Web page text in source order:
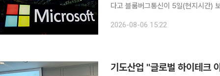
다고 블룸버그통신이 5일(현지시간) 보도했다. MS는 6월로 끝난 2026 회계
2026-08-06 15:22
기도산업 "글로벌 하이테크